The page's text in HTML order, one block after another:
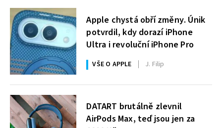
Apple chystá obří změny. Únik
potvrdil, kdy dorazí iPhone
Ultra i revoluční iPhone Pro
VŠE O APPLE J. Filip
DATART brutálně zlevnil
AirPods Max, teď jsou jen za